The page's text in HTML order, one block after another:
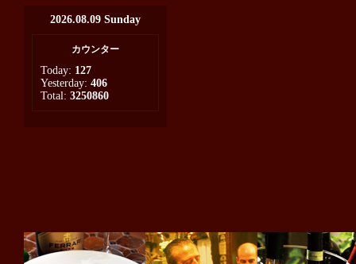
2026.08.09 Sunday
カウンター
Today: 127
Yesterday: 406
Total: 3250860